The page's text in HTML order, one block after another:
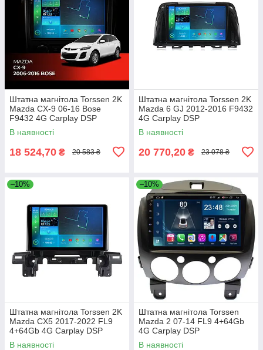
Штатна магнітола Torssen 2K
Mazda CX-9 06-16 Bose
F9432 4G Carplay DSP
В наявності
18 524,70 ₴ 20 583 ₴
Штатна магнітола Torssen 2K
Mazda 6 GJ 2012-2016 F9432
4G Carplay DSP
В наявності
20 770,20 ₴ 23 078 ₴
–10%
Штатна магнітола Torssen 2K
Mazda CX5 2017-2022 FL9
4+64Gb 4G Carplay DSP
В наявності
–10%
Штатна магнітола Torssen
Mazda 2 07-14 FL9 4+64Gb
4G Carplay DSP
В наявності